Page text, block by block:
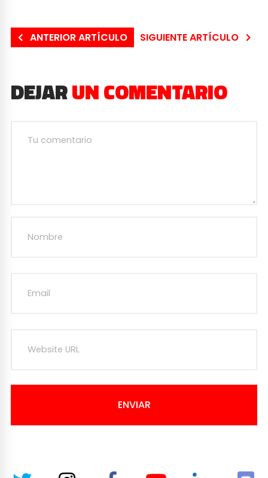
ANTERIOR ARTÍCULO SIGUIENTE ARTÍCULO
DEJARUN COMENTARIO
ENVIAR